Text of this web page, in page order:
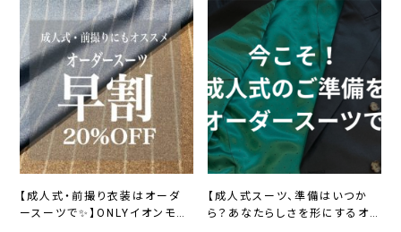
【成人式・前撮り衣装はオーダ
ースーツで✨】ONLYイオンモー
【成人式スーツ、準備はいつか
ら？あなたらしさを形にするオ